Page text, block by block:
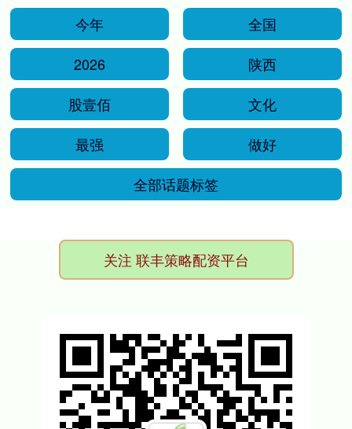
今年
全国
2026
陕西
股壹佰
文化
最强
做好
全部话题标签
关注 联丰策略配资平台